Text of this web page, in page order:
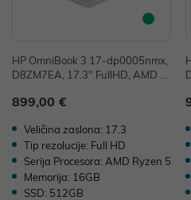
HP OmniBook 3 17-dp0005nmx,
D8ZM7EA, 17.3" FullHD, AMD R
11H, Integrated Graphics
899,00 €
Veličina zaslona: 17.3
Tip rezolucije: Full HD
Serija Procesora: AMD Ryzen 5
Memorija: 16GB
SSD: 512GB